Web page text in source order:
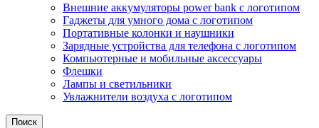
Внешние аккумуляторы power bank с логотипом
Гаджеты для умного дома с логотипом
Портативные колонки и наушники
Зарядные устройства для телефона с логотипом
Компьютерные и мобильные аксессуары
Флешки
Лампы и светильники
Увлажнители воздуха с логотипом
Поиск